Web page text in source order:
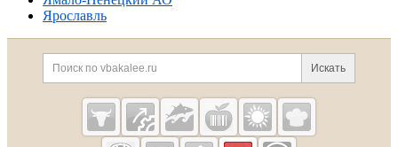
Ярославль
Дополнительная информация
Поиск по сайту и
Искать
Cсылки на полезные проекты